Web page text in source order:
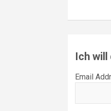
Ich will
Email